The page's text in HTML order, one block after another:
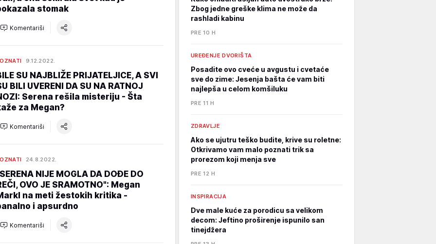
stomak
Komentariši
9.12.2022.
SU NAJBLIŽE PRIJATELJICE, A SVI
BILI UVERENI DA SU NA RATNOJ
Serena rešila misteriju - Šta
za Megan?
Komentariši
24.8.2022.
NIJE MOGLA DA DOĐE DO
OVO JE SRAMOTNO": Megan
na meti žestokih kritika -
i apsurdno
Komentariši
Zbog jedne greške klima ne može da
rashladi kabinu
PRE 10 H
UREĐENJE DVORIŠTA
Posadite ovo cveće u avgustu i cvetaće
sve do zime: Jesenja bašta će vam biti
najlepša u celom komšiluku
PRE 11 H
ZDRAVLJE
Ako se ujutru teško budite, krive su roletne:
Otkrivamo vam malo poznati trik sa
prorezom koji menja sve
PRE 12 H
INSPIRACIJA
Dve male kuće za porodicu sa velikom
decom: Jeftino proširenje ispunilo san
tinejdžera